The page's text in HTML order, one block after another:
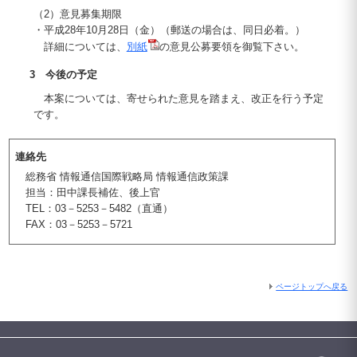
（2）意見募集期限
・平成28年10月28日（金）（郵送の場合は、同日必着。）
詳細については、 別紙 の意見公募要領を御覧下さい。
3 今後の予定
本案については、寄せられた意見を踏まえ、改正を行う予定
です。
連絡先
総務省 情報通信国際戦略局 情報通信政策課
担当：田中課長補佐、後上官
TEL：03－5253－5482（直通）
FAX：03－5253－5721
ページトップへ戻る